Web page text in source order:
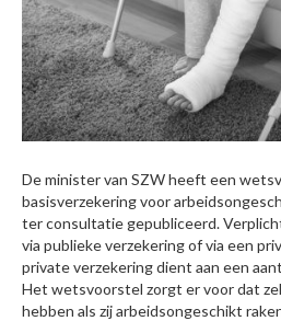
De minister van SZW heeft een
basisverzekering voor
ter consultatie gepubliceerd.
via publieke verzekering of via een
private verzekering dient aan een
Het wetsvoorstel zorgt er voor dat
hebben als zij arbeidsongeschikt